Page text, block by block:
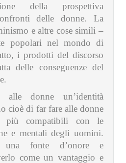
della prospettiva
delle donne. La
e altre cose simili –
popolari nel mondo di
i prodotti del discorso
delle conseguenze del
alle donne un’identità
cioè di far fare alle donne
più compatibili con le
e mentali degli uomini.
una fonte d’onore e
come un vantaggio e